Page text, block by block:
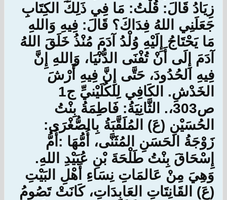
زِيَادُ قَالَ: قُلْتُ: مَا فِي ذَلِكَ الكِتَابِ
جَعَلَنِي اللهُ فِدَاكَ؟ قَالَ: فِيهِ وَاللهِ
مَا يَحْتَاجُ إِلَيْهِ وُلْدُ آدَمَ مُنْذُ خَلَقَ اللهُ
آدَمَ إِلَى أَنْ تُفْنَى الدُّنْيَا، وَاللهِ إِنَّ
فِيهِ الحُدُودَ، حَتَّى إِنَّ فِيهِ أَرْشَ
الخَدْشِ. الكَافِي لِلكُلَيْنيِّ ج1
ص303،. الثَّانِيَةُ: فَاطِمَةُ بِنْتُ
الحُسَيْنِ (عَ) المُلَقَّبَةُ بِالصُّغْرَى:
زَوْجَةُ الحَسَنِ المُثَنَّى، أُمُّهَا :أُمُّ
إِسْحَاقَ بِنْتُ طَلْحَةَ بْنِ عُبَيْدِ اللهِ.
وَهِيَ مِنْ عَالمَاتِ نِسَاءِ أَهْلِ البَيْتِ
(عَ) القَانِتَاتِ العَابِدَاتِ، كَانَتْ تَصُومُ